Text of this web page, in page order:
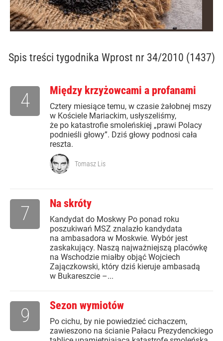
Spis treści tygodnika Wprost nr 34/2010 (1437)
Między krzyżowcami a profanami
Cztery miesiące temu, w czasie żałobnej mszy
w Kościele Mariackim, usłyszeliśmy,
że po katastrofie smoleńskiej „prawi Polacy
podnieśli głowy”. Dziś głowy podnosi cała
reszta.
4
Tomasz Lis
Na skróty
Kandydat do Moskwy Po ponad roku
poszukiwań MSZ znalazło kandydata
na ambasadora w Moskwie. Wybór jest
zaskakujący. Naszą najważniejszą placówkę
na Wschodzie miałby objąć Wojciech
Zajączkowski, który dziś kieruje ambasadą
w Bukareszcie –...
7
Sezon wymiotów
Po cichu, by nie powiedzieć cichaczem,
zawieszono na ścianie Pałacu Prezydenckiego
9